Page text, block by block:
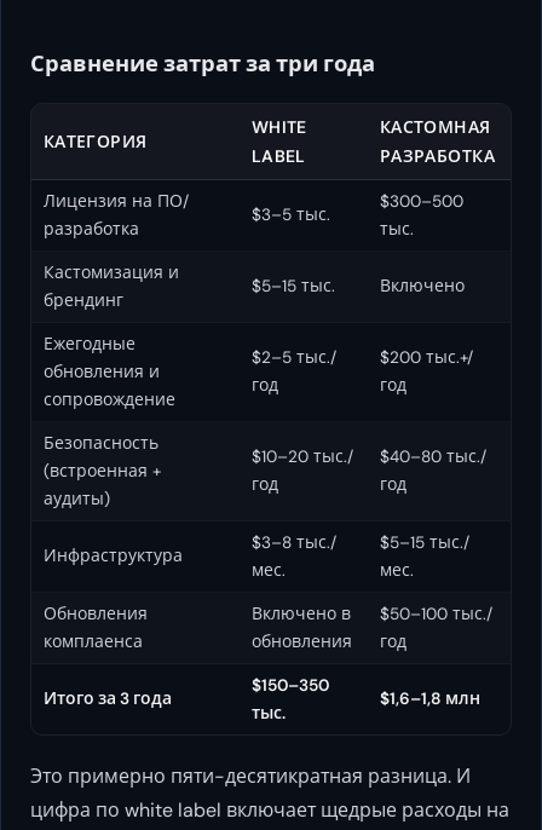
Сравнение затрат за три года
КАТЕГОРИЯ
WHITE
LABEL
КАСТОМНАЯ
РАЗРАБОТКА
Лицензия на ПО/
разработка
$3–5 тыс.
$300–500
тыс.
Кастомизация и
брендинг
$5–15 тыс. Включено
Ежегодные
обновления и
сопровождение
$2–5 тыс./
год
$200 тыс.+/
год
Безопасность
(встроенная +
аудиты)
$10–20 тыс./
год
$40–80 тыс./
год
Инфраструктура
$3–8 тыс./
мес.
$5–15 тыс./
мес.
Обновления
комплаенса
Включено в
обновления
$50–100 тыс./
год
Итого за 3 года
$150–350
тыс.
$1,6–1,8 млн
Это примерно пяти-десятикратная разница. И
цифра по white label включает щедрые расходы на